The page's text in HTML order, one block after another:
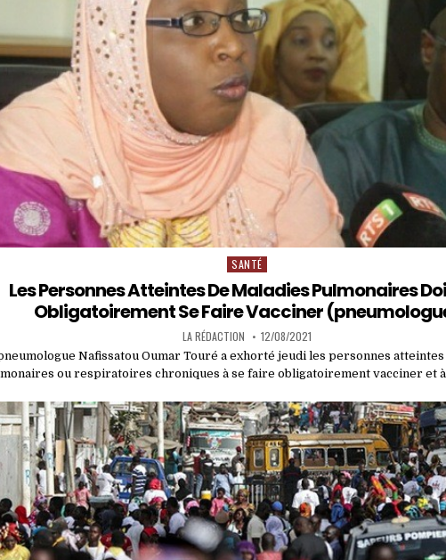
Posted
in
SANTÉ
Les Personnes Atteintes De Maladies Pulmonaires
Obligatoirement Se Faire Vacciner
LA RÉDACTION 12/08/2021
Nafissatou Oumar Touré a exhorté jeudi les personnes atteintes
ou respiratoires chroniques à se faire obligatoirement vacciner et